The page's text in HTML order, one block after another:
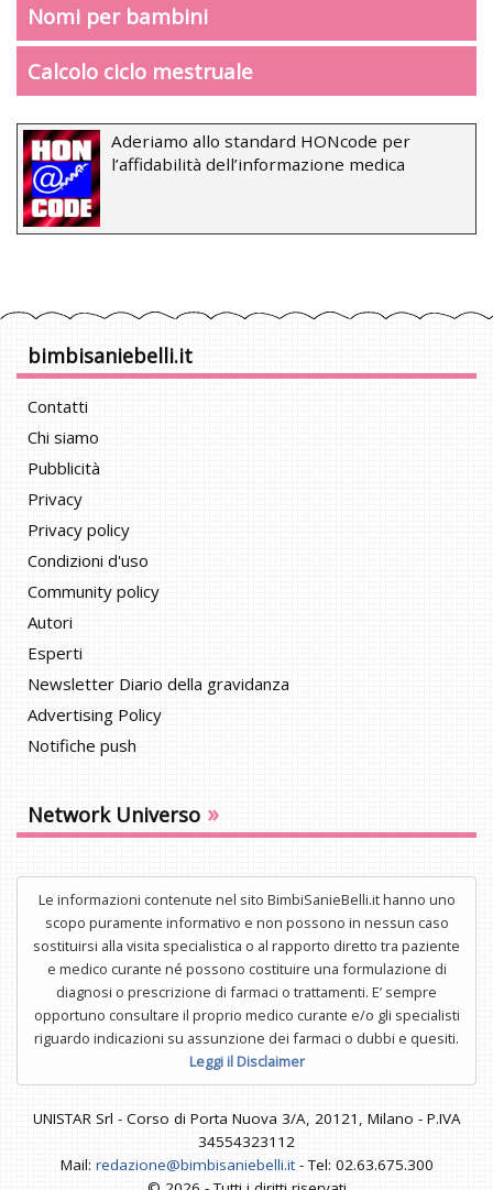
Nomi per bambini
Calcolo ciclo mestruale
Aderiamo allo standard HONcode per
l’affidabilità dell’informazione medica
bimbisaniebelli.it
Contatti
Chi siamo
Pubblicità
Privacy
Privacy policy
Condizioni d'uso
Community policy
Autori
Esperti
Newsletter Diario della gravidanza
Advertising Policy
Notifiche push
Network Universo »
Le informazioni contenute nel sito BimbiSanieBelli.it hanno uno
scopo puramente informativo e non possono in nessun caso
sostituirsi alla visita specialistica o al rapporto diretto tra paziente
e medico curante né possono costituire una formulazione di
diagnosi o prescrizione di farmaci o trattamenti. E’ sempre
opportuno consultare il proprio medico curante e/o gli specialisti
riguardo indicazioni su assunzione dei farmaci o dubbi e quesiti.
Leggi il Disclaimer
UNISTAR Srl - Corso di Porta Nuova 3/A, 20121, Milano - P.IVA
34554323112
Mail: redazione@bimbisaniebelli.it- Tel: 02.63.675.300